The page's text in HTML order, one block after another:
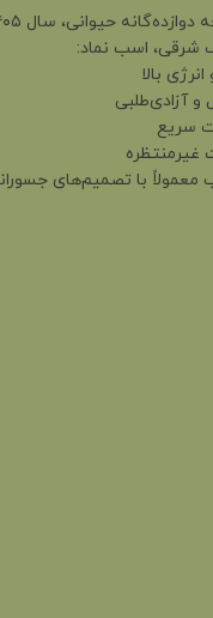
حیوانی، سال ۱۴۰۵ سال اسب است.
شرقی، اسب نماد:
بالا
و آزادی‌طلبی
سریع
غیرمنتظره
با تصمیم‌های